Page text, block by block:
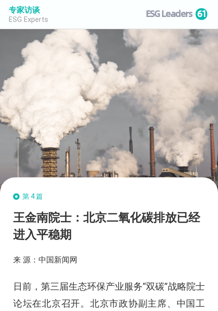
专家访谈
ESG Experts ESG Leaders 61
第4篇
王金南院士：北京二氧化碳排放已经
进入平稳期
来 源：中国新闻网
日前，第三届生态环保产业服务“双碳”战略院士
论坛在北京召开。北京市政协副主席、中国工